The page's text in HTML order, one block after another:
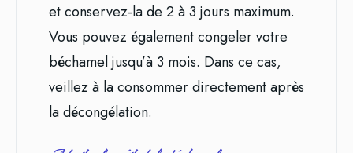
et conservez-la de 2 à 3 jours maximum.
Vous pouvez également congeler votre
béchamel jusqu’à 3 mois. Dans ce cas,
veillez à la consommer directement après
la décongélation.